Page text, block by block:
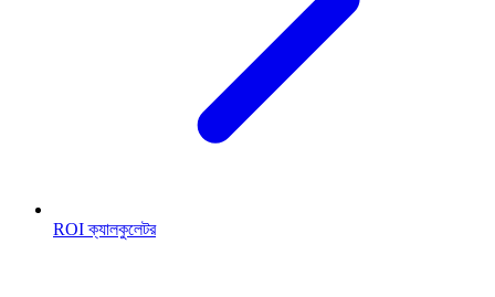
ROI ক্যালকুলেটর